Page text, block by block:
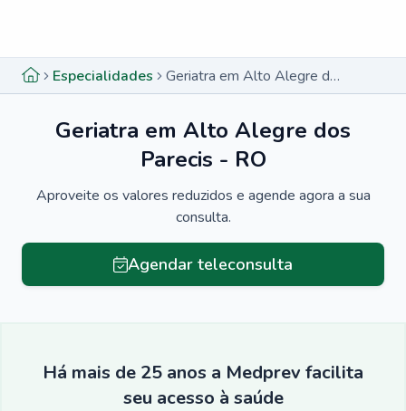
Especialidades Geriatra em Alto Alegre dos Parecis - RO
Geriatra em Alto Alegre dos
Parecis - RO
Aproveite os valores reduzidos e agende agora a sua
consulta.
Agendar teleconsulta
Há mais de 25 anos a Medprev facilita
seu acesso à saúde